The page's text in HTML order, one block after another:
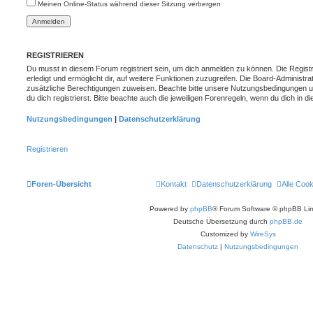
Meinen Online-Status während dieser Sitzung verbergen
REGISTRIEREN
Du musst in diesem Forum registriert sein, um dich anmelden zu können. Die
erledigt und ermöglicht dir, auf weitere Funktionen zuzugreifen. Die Board-
zusätzliche Berechtigungen zuweisen. Beachte bitte unsere Nutzungsbedingungen
du dich registrierst. Bitte beachte auch die jeweiligen Forenregeln, wenn du dich in
Nutzungsbedingungen Datenschutzerklärung
Registrieren
Foren-Übersicht Alle
Datenschutzerklärung
Kontakt
Powered by phpBB® Forum Software © phpBB
Deutsche Übersetzung durch phpBB.de
Customized by WireSys
Datenschutz
Nutzungsbedingungen